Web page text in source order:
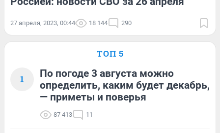
27 апреля, 2023, 00:44 18 144 290
ТОП 5
1
По погоде 3 августа можно
определить, каким будет декабрь,
— приметы и поверья
87 413 11